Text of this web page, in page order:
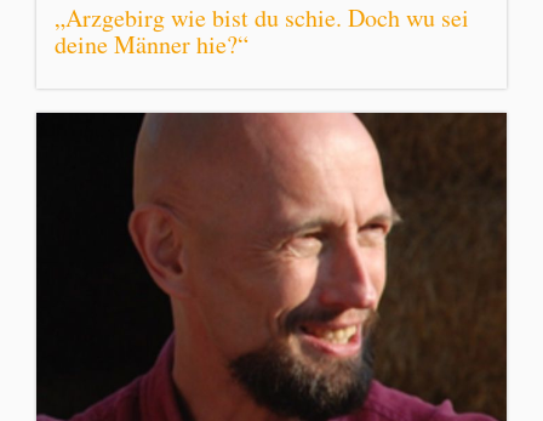
„Arzgebirg wie bist du schie. Doch wu sei
deine Männer hie?“